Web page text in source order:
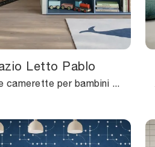
Letto Pablo
Le più belle camerette per bambini moderne ti aspettano! Scopri il modello Salvaspazio Letto Pablo di Nidi.